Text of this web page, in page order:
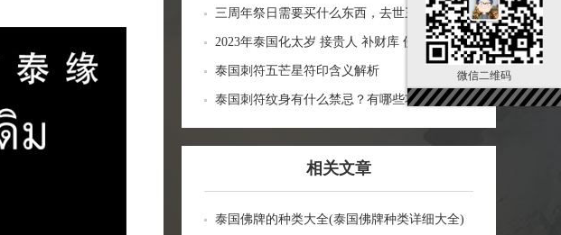
贵人 补财库 佛历2566年
三周年祭日需要买什么东西，去世三周年祭祀
用品风水
2023年泰国化太岁 接贵人 补财库 佛历2566年
泰国刺符五芒星符印含义解析
泰国刺符纹身有什么禁忌？有哪些功效？
相关文章
泰国佛牌的种类大全(泰国佛牌种类详细大全)
微信二维码